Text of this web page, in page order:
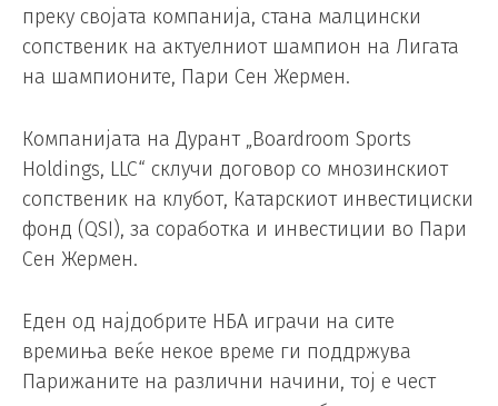
преку својата компанија, стана малцински
сопственик на актуелниот шампион на Лигата
на шампионите, Пари Сен Жермен.
Компанијата на Дурант „Boardroom Sports
Holdings, LLC“ склучи договор со мнозинскиот
сопственик на клубот, Катарскиот инвестициски
фонд (QSI), за соработка и инвестиции во Пари
Сен Жермен.
Еден од најдобрите НБА играчи на сите
времиња веќе некое време ги поддржува
Парижаните на различни начини, тој е чест